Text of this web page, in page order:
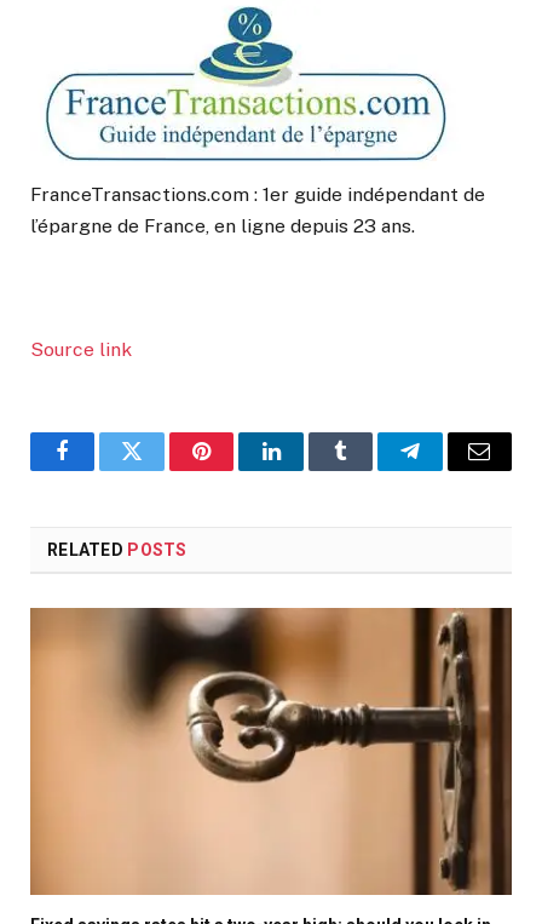
FranceTransactions.com : 1er guide indépendant de
l’épargne de France, en ligne depuis 23 ans.
Source link
FacebookTwitter PinterestLinkedInTumblr TelegramEmail
RELATED POSTS